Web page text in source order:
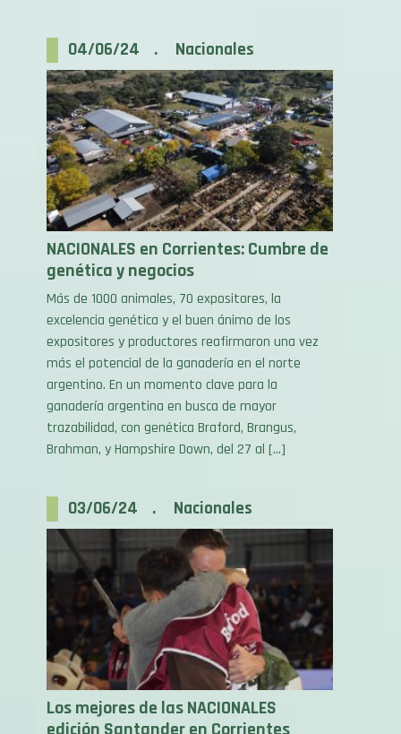
NACIONALES en Corrientes: Cumbre de
genética y negocios
Más de 1000 animales, 70 expositores, la
excelencia genética y el buen ánimo de los
expositores y productores reafirmaron una vez
más el potencial de la ganadería en el norte
argentino. En un momento clave para la
ganadería argentina en busca de mayor
trazabilidad, con genética Braford, Brangus,
Brahman, y Hampshire Down, del 27 al […]
Los mejores de las NACIONALES
edición Santander en Corrientes
Durante el evento ganadero organizado con la